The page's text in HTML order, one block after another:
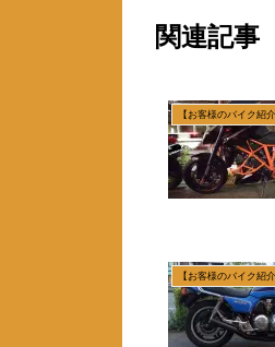
関連記事
【お客様のバイク紹介
【お客様のバイク紹介